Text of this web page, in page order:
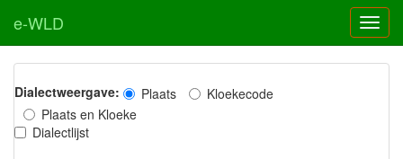
e-WLD
Dialectweergave: Plaats
Kloekecode
Plaats en Kloeke
Dialectlijst